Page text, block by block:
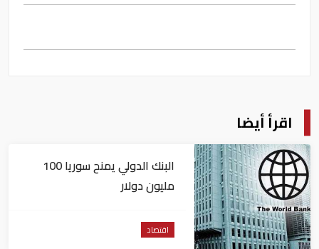
اقرأ أيضا
البنك الدولي يمنح سوريا 100
مليون دولار
اقتصاد